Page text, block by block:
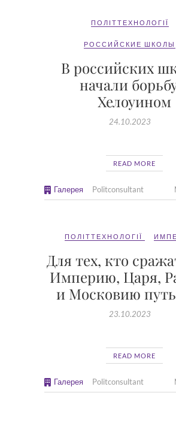
ПОЛІТТЕХНОЛОГІЇ
РОССИЙСКИЕ ШКОЛЫ
В российских
начали
Хелоуином
24.10.2023
READ MORE
Галерея Politconsultant
ПОЛІТТЕХНОЛОГІЇ
Для тех, кто
Империю, Царя,
и Московию
23.10.2023
READ MORE
Галерея Politconsultant